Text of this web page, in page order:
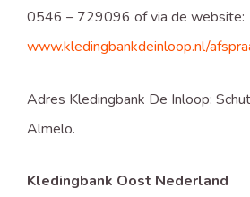
0546 – 729096 of via de website:
www.kledingbankdeinloop.nl/
Adres Kledingbank De Inloop:
Almelo.
Kledingbank Oost Nederland